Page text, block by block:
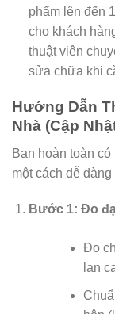
phẩm lên đến
cho khách
thuật viên
sửa chữa khi
Hướng Dẫn
Nhà (Cập
Bạn hoàn toàn
một cách dễ
Bước 1: Đo
Đo
lan